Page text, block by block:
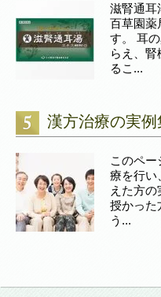
滋腎通耳
百草園薬
す。 耳
らえ、
るこ...
漢方治療の実例
このペ
療を行い
えた方
授かった
う...